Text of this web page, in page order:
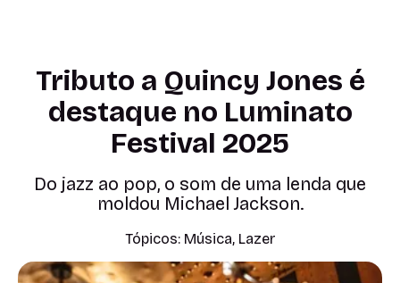
Tributo a Quincy Jones é
destaque no Luminato
Festival 2025
Do jazz ao pop, o som de uma lenda que
moldou Michael Jackson.
Tópicos: Música, Lazer